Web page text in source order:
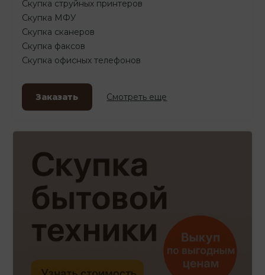
Скупка струйных принтеров
Скупка МФУ
Скупка сканеров
Скупка факсов
Скупка офисных телефонов
Заказать Смотреть еще